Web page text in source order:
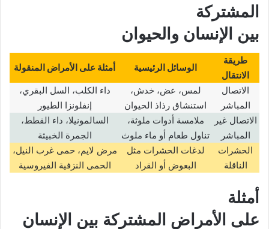
المشتركة
بين الإنسان والحيوان
طريقة
الانتقال
الوسائل الرئيسية
أمثلة على الأمراض المنقولة
الاتصال
المباشر
لمس، عض، خدش،
استنشاق رذاذ الحيوان
داء الكلب، السل البقري،
إنفلونزا الطيور
الاتصال غير
المباشر
ملامسة أدوات ملوثة،
تناول طعام أو ماء ملوث
السالمونيلا، داء القطط،
الجمرة الخبيثة
الحشرات
الناقلة
لدغات الحشرات مثل
البعوض أو القراد
مرض لايم، حمى غرب النيل،
الحمى النزفية الفيروسية
أمثلة
على الأمراض المشتركة بين الإنسان